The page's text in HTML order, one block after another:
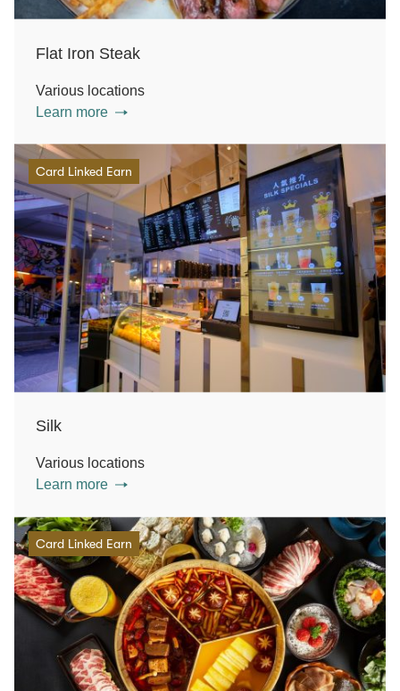
Flat Iron Steak
Various locations
Learn more
Card Linked Earn
Silk
Various locations
Learn more
Card Linked Earn